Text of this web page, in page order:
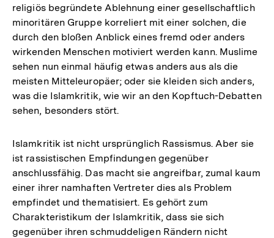
religiös begründete Ablehnung einer gesellschaftlich
minoritären Gruppe korreliert mit einer solchen, die
durch den bloßen Anblick eines fremd oder anders
wirkenden Menschen motiviert werden kann. Muslime
sehen nun einmal häufig etwas anders aus als die
meisten Mitteleuropäer; oder sie kleiden sich anders,
was die Islamkritik, wie wir an den Kopftuch-Debatten
sehen, besonders stört.
Islamkritik ist nicht ursprünglich Rassismus. Aber sie
ist rassistischen Empfindungen gegenüber
anschlussfähig. Das macht sie angreifbar, zumal kaum
einer ihrer namhaften Vertreter dies als Problem
empfindet und thematisiert. Es gehört zum
Charakteristikum der Islamkritik, dass sie sich
gegenüber ihren schmuddeligen Rändern nicht